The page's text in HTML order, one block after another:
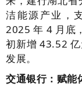
洁能源产业，
2025 年 4 月底
初新增 43.52
发展。
交通银行：赋能